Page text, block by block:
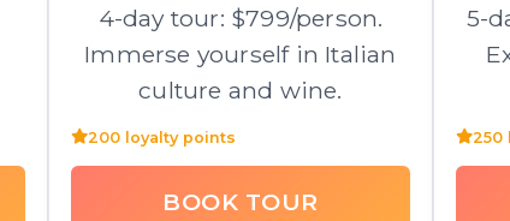
4-day tour: $799/person.
Immerse yourself in Italian
culture and wine.
200 loyalty points
BOOK TOUR
5-
250